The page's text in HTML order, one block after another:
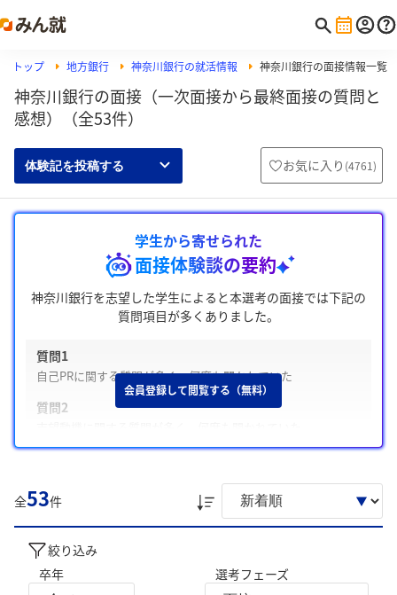
トップ 地方銀行 神奈川銀行の就活情報 神奈川銀行の面接情報一覧
神奈川銀行の面接（一次面接から最終面接の質問と
感想）（全53件）
体験記を投稿する お気に入り (4761)
学生から寄せられた
面接体験談の要約
神奈川銀行を志望した学生によると本選考の面接では下記の
質問項目が多くありました。
質問1
自己PRに関する質問が多く、何度も聞かれていた
質問2
また、注意した点として、「地域貢献は具体例を交えて伝える
ことを意識した」や「将来像やキャリアプランを銀行の方向
性と結びつけた」があげられています。
学生の声を就職活動の参考にしましょう。
会員登録して閲覧する（無料）
全53件
絞り込み
卒年
選考フェーズ